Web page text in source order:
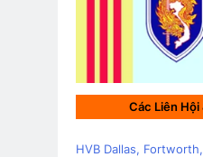
Các Liên Hội
HVB Dallas,